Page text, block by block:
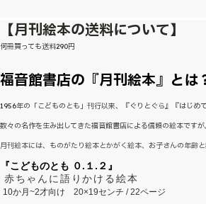
【月刊絵本の送料について】
何冊買っても送料290円
福音館書店の『月刊絵本』とは
1956年の「こどものとも」刊行以来、『ぐりとぐら』『はじめ
数々の名作を生み出してきた福音館書店による信頼の絵本です
月刊絵本には、ものがたり絵本とかがく絵本、お子さんの年齢
『こどものとも ０.１.２』
赤ちゃんに語りかける絵本
10か月~2才向け 20×19センチ / 22ページ